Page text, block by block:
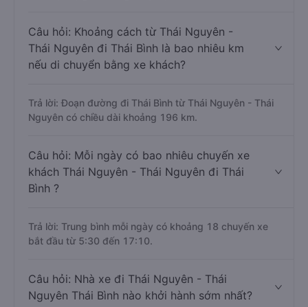
Câu hỏi: Khoảng cách từ Thái Nguyên -
Thái Nguyên đi Thái Bình là bao nhiêu km
nếu di chuyển bằng xe khách?
Trả lời: Đoạn đường đi Thái Bình từ Thái Nguyên - Thái
Nguyên có chiều dài khoảng 196 km.
Câu hỏi: Mỗi ngày có bao nhiêu chuyến xe
khách Thái Nguyên - Thái Nguyên đi Thái
Bình ?
Trả lời: Trung bình mỗi ngày có khoảng 18 chuyến xe
bắt đầu từ 5:30 đến 17:10.
Câu hỏi: Nhà xe đi Thái Nguyên - Thái
Nguyên Thái Bình nào khởi hành sớm nhất?